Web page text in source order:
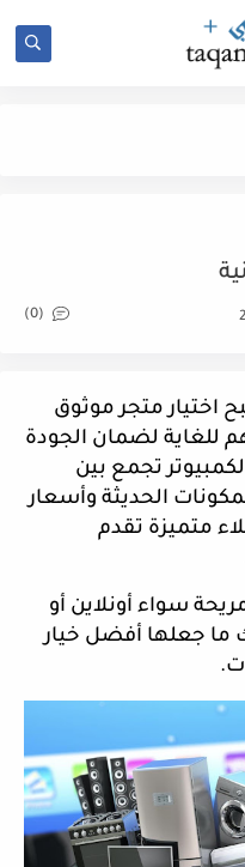
(0)
اختيار متجر موثوق
للغاية لضمان الجودة
تجمع بين
الحديثة وأسعار
متميزة تقدم
سواء أونلاين أو
ما جعلها أفضل خيار